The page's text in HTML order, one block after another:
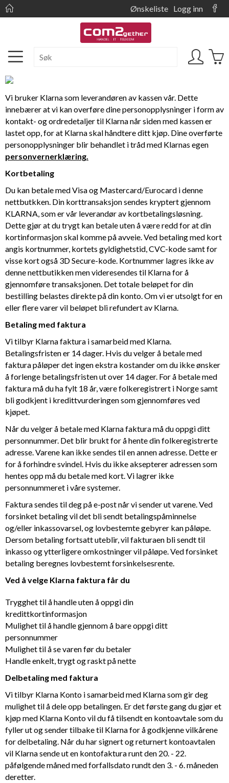
Ønskeliste Logg inn
Vi bruker Klarna som leverandøren av kassen vår. Dette
innebærer at vi kan overføre dine personopplysninger i form av
kontakt- og ordredetaljer til Klarna når siden med kassen er
lastet opp, for at Klarna skal håndtere ditt kjøp. Dine overførte
personopplysninger blir behandlet i tråd med Klarnas egen
personvernerklæring.
Kortbetaling
Du kan betale med Visa og Mastercard/Eurocard i denne
nettbutkken. Din korttransaksjon sendes kryptert gjennom
KLARNA, som er vår leverandør av kortbetalingsløsning.
Dette gjør at du trygt kan betale uten å være redd for at din
kortinformasjon skal komme på avveie. Ved betaling med kort
angis kortnummer, kortets gyldighetstid, CVC-kode samt for
visse kort også 3D Secure-kode. Kortnummer lagres ikke av
denne nettbutikken men videresendes til Klarna for å
gjennomføre transaksjonen. Det totale beløpet for din
bestilling belastes direkte på din konto. Om vi er utsolgt for en
eller flere varer vil beløpet bli refundert av Klarna.
Betaling med faktura
Vi tilbyr Klarna faktura i samarbeid med Klarna.
Betalingsfristen er 14 dager. Hvis du velger å betale med
faktura påløper det ingen ekstra kostander om du ikke ønsker
å forlenge betalingsfristen ut over 14 dager. For å betale med
faktura må du ha fylt 18 år, være folkeregistrert i Norge samt
bli godkjent i kredittvurderingen som gjennomføres ved
kjøpet.
Når du velger å betale med Klarna faktura må du oppgi ditt
personnummer. Det blir brukt for å hente din folkeregistrerte
adresse. Varene kan ikke sendes til en annen adresse. Dette er
for å forhindre svindel. Hvis du ikke aksepterer adressen som
hentes opp må du betale med kort. Vi lagrer ikke
personnummeret i våre systemer.
Faktura sendes til deg på e-post når vi sender ut varene. Ved
forsinket betaling vil det bli sendt betalingspåminnelse
og/eller inkassovarsel, og lovbestemte gebyrer kan påløpe.
Dersom betaling fortsatt uteblir, vil fakturaen bli sendt til
inkasso og ytterligere omkostninger vil påløpe. Ved forsinket
betaling beregnes lovbestemt forsinkelsesrente.
Ved å velge Klarna faktura får du
Trygghet til å handle uten å oppgi din
kredittkortinformasjon
Mulighet til å handle gjennom å bare oppgi ditt
personnummer
Mulighet til å se varen før du betaler
Handle enkelt, trygt og raskt på nette
Delbetaling med faktura
Vi tilbyr Klarna Konto i samarbeid med Klarna som gir deg
mulighet til å dele opp betalingen. Er det første gang du gjør et
kjøp med Klarna Konto vil du få tilsendt en kontoavtale som du
fyller ut og sender tilbake til Klarna for å godkjenne vilkårene
for delbetaling. Når du har signert og returnert kontoavtalen
vil Klarna sende ut en kontofaktura runt den 20. - 22.
påfølgende måned med forfallsdato rundt den 3. - 6. måneden
deretter.